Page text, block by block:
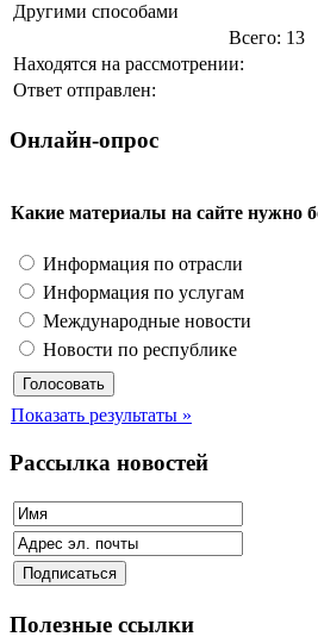
Другими способами
Всего: 13
Находятся на рассмотрении:
Ответ отправлен:
Онлайн-опрос
Какие материалы на сайте нужно
Информация по отрасли
Информация по услугам
Международные новости
Новости по республике
Показать результаты »
Рассылка новостей
Полезные ссылки